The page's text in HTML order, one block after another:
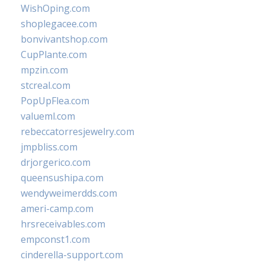
WishOping.com
shoplegacee.com
bonvivantshop.com
CupPlante.com
mpzin.com
stcreal.com
PopUpFlea.com
valueml.com
rebeccatorresjewelry.com
jmpbliss.com
drjorgerico.com
queensushipa.com
wendyweimerdds.com
ameri-camp.com
hrsreceivables.com
empconst1.com
cinderella-support.com